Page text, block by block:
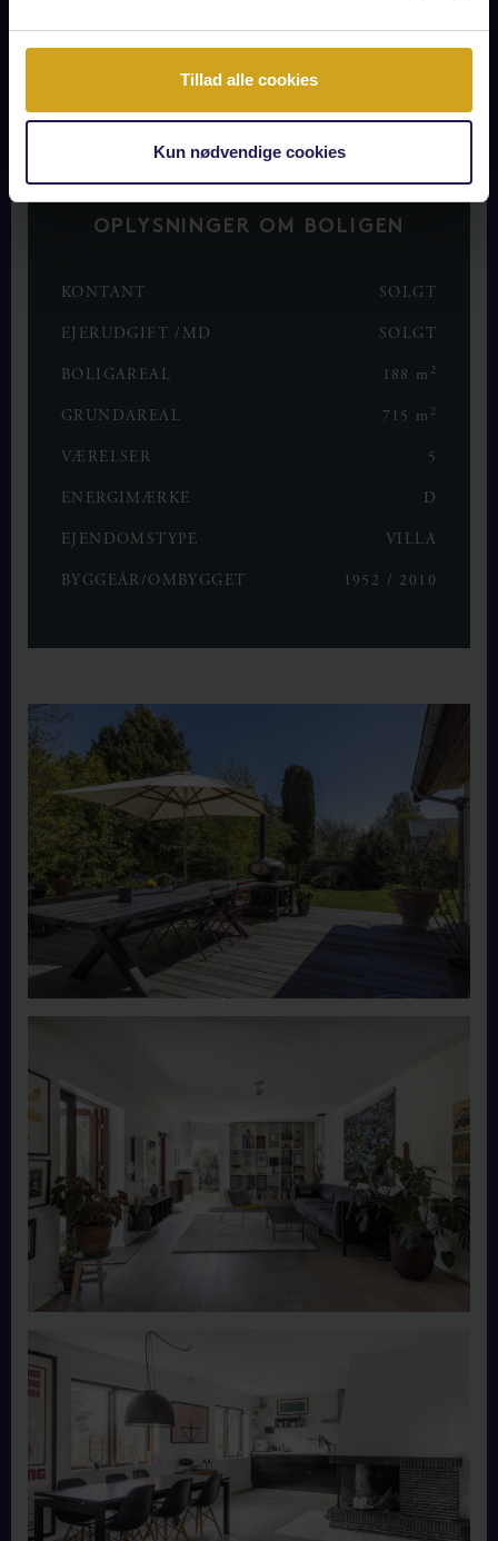
Tillad alle cookies
Kun nødvendige cookies
hvor der er nedgang til brugbar opbevaringskælder. I
OPLYSNINGER OM BOLIGEN
KONTANT SOLGT
EJERUDGIFT /MD SOLGT
BOLIGAREAL 188 m 2
GRUNDAREAL 715 m 2
VÆRELSER 5
ENERGIMÆRKE D
EJENDOMSTYPE VILLA
BYGGEÅR/OMBYGGET 1952 / 2010